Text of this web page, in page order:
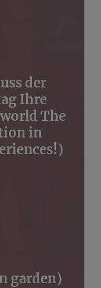
der
Ihre
The
in
garden)